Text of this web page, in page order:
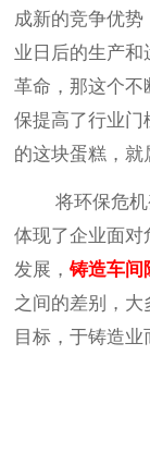
成新的竞争优
业日后的生产
革命，那这个
保提高了行业
的这块蛋糕，就
将环保危
体现了企业面
发展，铸造车间
之间的差别，
目标，于铸造业